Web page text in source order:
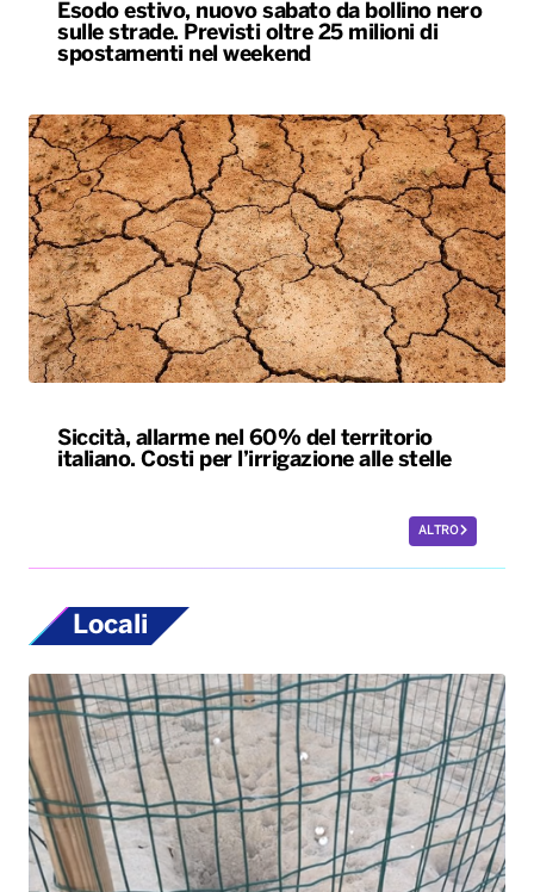
Esodo estivo, nuovo sabato da bollino nero
sulle strade. Previsti oltre 25 milioni di
spostamenti nel weekend
Siccità, allarme nel 60% del territorio
italiano. Costi per l’irrigazione alle stelle
ALTRO
Locali